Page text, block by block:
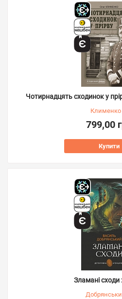
Чотирнадцять сходинок у
Клименко
799,00
Купити
Зламані сходи